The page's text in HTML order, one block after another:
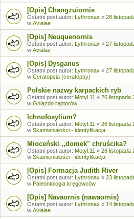
[Opis] Changzuiornis
Ostatni post autor: Lythronax « 28
w Avialae
[Opis] Neuquenornis
Ostatni post autor: Lythronax « 27
w Avialae
[Opis] Dysganus
Ostatni post autor: Lythronax « 27
w Ceratopsia (ceratopsy)
Polskie nazwy karpackich ryb
Ostatni post autor: Motyl.11 « 26 listopada
w Gniazdo raptorów
Ichnofosylium?
Ostatni post autor: Motyl.11 « 26 listopada
w Skamieniałości - identyfikacja
Mioceński ,,domek" chruścika?
Ostatni post autor: Motyl.11 « 26 listopada
w Skamieniałości - identyfikacja
[Opis] Formacja Judith River
Ostatni post autor: Lythronax « 23
w Paleontologia kręgowców
[Opis] Navaornis (nawaornis)
Ostatni post autor: Lythronax « 14
w Avialae